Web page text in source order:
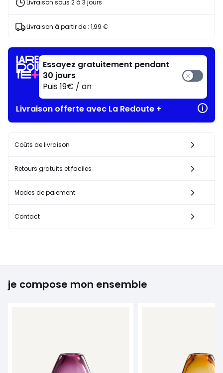
84,15
Livraison sous 2 à 3 jours
Livraison à partir de : 1,99 €
Essayez gratuitement pendant
30 jours
Puis 19€ / an
Livraison offerte avec La Redoute +
Coûts de livraison
Retours gratuits et faciles
Modes de paiement
Contact
je compose mon ensemble